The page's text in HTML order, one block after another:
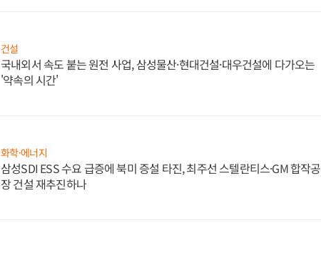
건설
국내외서 속도 붙는 원전 사업, 삼성물산·현대건설·대우건설에 다가오는
'약속의 시간'
화학·에너지
삼성SDI ESS 수요 급증에 북미 증설 타진, 최주선 스텔란티스·GM 합작공
장 건설 재추진하나